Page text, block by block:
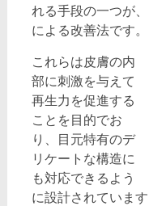
れる手段の一つが
による改善法です。
これらは皮膚の内
部に刺激を与えて
再生力を促進する
ことを目的でお
り、目元特有のデ
リケートな構造に
も対応できるよう
に設計されています